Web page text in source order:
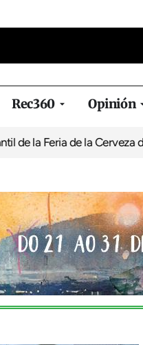
Rec360 Opinión
Cerveza de Ferrol por